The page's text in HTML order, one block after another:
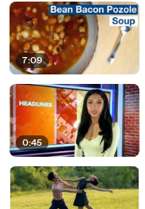
7:09
0:45